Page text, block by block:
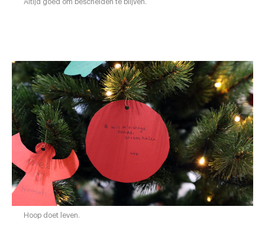
Altijd goed om bescheiden te blijven.
Hoop doet leven.